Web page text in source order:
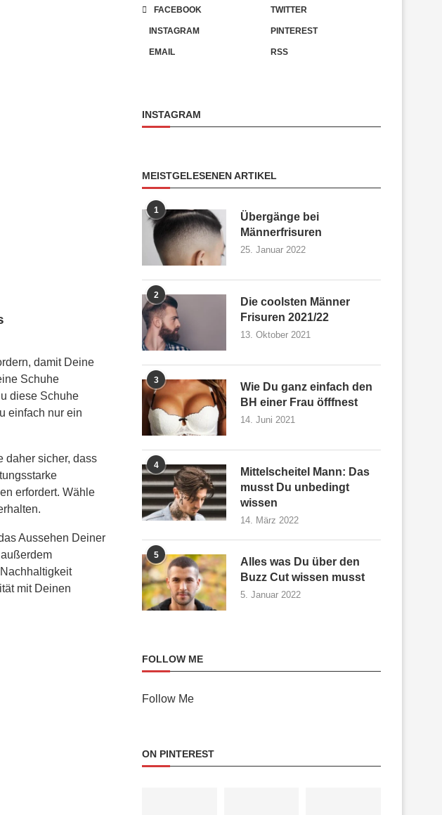
damit Deine
Schuhe
diese Schuhe
einfach nur ein
daher sicher, dass
erfordert. Wähle
Aussehen Deiner
mit Deinen
FACEBOOK TWITTER
INSTAGRAM PINTEREST
EMAIL RSS
INSTAGRAM
MEISTGELESENEN ARTIKEL
1
Übergänge bei
Männerfrisuren
25. Januar 2022
2
Die coolsten Männer
Frisuren 2021/22
13. Oktober 2021
3
Wie Du ganz einfach den
BH einer Frau öfffnest
14. Juni 2021
4
Mittelscheitel Mann: Das
musst Du unbedingt
wissen
14. März 2022
5
Alles was Du über den
Buzz Cut wissen musst
5. Januar 2022
FOLLOW ME
Follow Me
ON PINTEREST